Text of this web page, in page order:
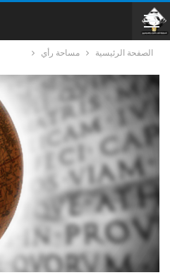
الصفحة الرئيسية مساحة رأي